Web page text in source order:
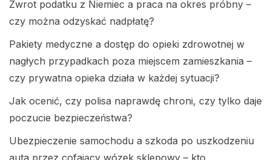
Zwrot podatku z Niemiec a praca na okres próbny –
czy można odzyskać nadpłatę?
Pakiety medyczne a dostęp do opieki zdrowotnej w
nagłych przypadkach poza miejscem zamieszkania –
czy prywatna opieka działa w każdej sytuacji?
Jak ocenić, czy polisa naprawdę chroni, czy tylko daje
poczucie bezpieczeństwa?
Ubezpieczenie samochodu a szkoda po uszkodzeniu
auta przez cofający wózek sklepowy – kto